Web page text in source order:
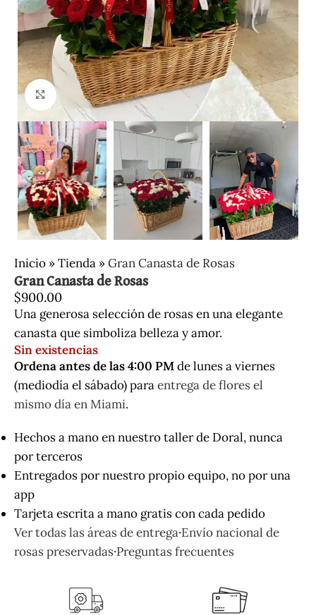
Clic para ampliar
Inicio »Tienda »Gran Canasta de Rosas
Gran Canasta de Rosas
$900.00
Una generosa selección de rosas en una elegante
canasta que simboliza belleza y amor.
Sin existencias
Ordena antes de las 4:00 PMde lunes a viernes
(mediodía el sábado) paraentrega de flores el
mismo día en Miami.
Hechos a mano en nuestro taller de Doral, nunca
por terceros
Entregados por nuestro propio equipo, no por una
app
Tarjeta escrita a mano gratis con cada pedido
Ver todas las áreas de entrega·Envío nacional de
rosas preservadas·Preguntas frecuentes